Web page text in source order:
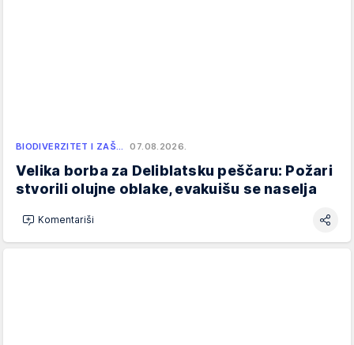
BIODIVERZITET I ZAŠ… 07.08.2026.
Velika borba za Deliblatsku peščaru: Požari
stvorili olujne oblake, evakuišu se naselja
Komentariši